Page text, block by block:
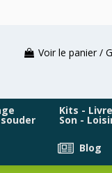
Voir le panier /
Kits -
Son -
Blog